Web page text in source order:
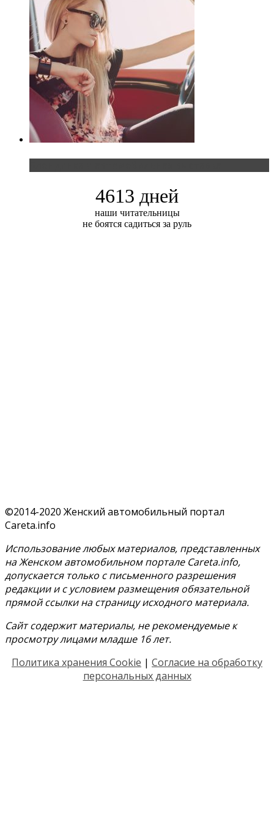
4613 дней
наши читательницы
не боятся садиться за руль
©2014-2020 Женский автомобильный портал
Careta.info
Использование любых материалов, представленных
на Женском автомобильном портале Careta.info,
допускается только с письменного разрешения
редакции и с условием размещения обязательной
прямой ссылки на страницу исходного материала.
Сайт содержит материалы, не рекомендуемые к
просмотру лицами младше 16 лет.
Политика хранения Cookie | Согласие на обработку
персональных данных